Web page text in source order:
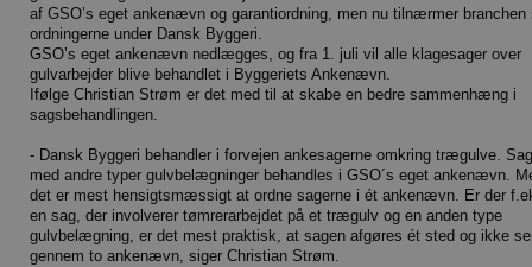
af GSO’s eget ankenævn og garantiordning, men nu tilnærmer branchen
ordningerne under Dansk Byggeri.
GSO’s eget ankenævn nedlægges, og fra 1. juli vil alle klagesager over
gulvarbejder blive behandlet i Byggeriets Ankenævn.
Ifølge Christian Strøm er det med til at skabe en bedre sammenhæng i
sagsbehandlingen.
- Dansk Byggeri behandler i forvejen ankesagerne omkring trægulve.
med andre typer gulvbelægninger behandles i GSO´s eget ankenævn.
det er mest hensigtsmæssigt at ordne sagerne i ét ankenævn. Er der
en sag, der involverer tømrerarbejdet på et trægulv og en anden type
gulvbelægning, er det mest praktisk, at sagen afgøres ét sted og ikke
gennem to ankenævn, siger Christian Strøm.